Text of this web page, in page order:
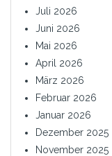
Juli 2026
Juni 2026
Mai 2026
April 2026
März 2026
Februar 2026
Januar 2026
Dezember 2025
November 2025